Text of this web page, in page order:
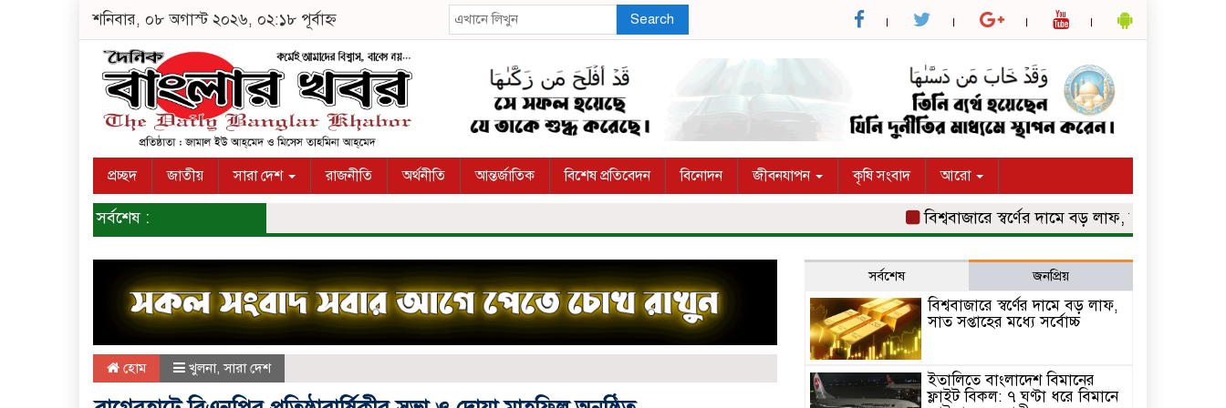
শনিবার, ০৮ অগাস্ট ২০২৬, ০২:১৮ পূর্বাহ্ন Search
প্রচ্ছদ জাতীয় সারা দেশ রাজনীতি অর্থনীতি আন্তর্জাতিক বিশেষ প্রতিবেদন বিনোদন জীবনযাপন কৃষি সংবাদ আরো
সর্বশেষ : বিশ্ববাজারে স্বর্ণের দামে বড় লাফ, সাত সপ্তাহের মধ্যে
হোম খুলনা,সারা দেশ
সর্বশেষ জনপ্রিয়
বিশ্ববাজারে স্বর্ণের দামে বড় লাফ,
সাত সপ্তাহের মধ্যে সর্বোচ্চ
ইতালিতে বাংলাদেশ বিমানের
ফ্লাইট বিকল: ৭ ঘণ্টা ধরে বিমানে